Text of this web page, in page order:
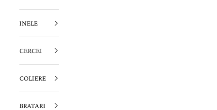
INELE
CERCEI
COLIERE
BRATARI